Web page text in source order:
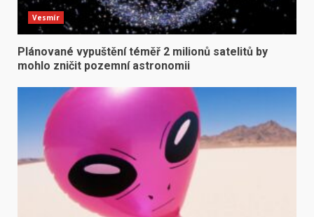
Vesmír
Plánované vypuštění téměř 2 milionů satelitů by
mohlo zničit pozemní astronomii